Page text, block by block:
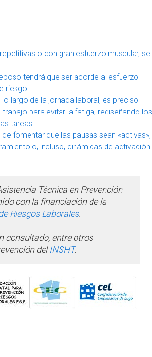
o con gran esfuerzo muscular, se
tendrá que ser acorde al esfuerzo
riesgo.
largo de la jornada laboral, es preciso
para evitar la fatiga, rediseñando los
tareas.
fomentar que las pausas sean «activas»,
o, incluso, dinámicas de activación
Técnica en Prevención
con la financiación de la
Riesgos Laborales.
consultado, entre otros
delINSHT.